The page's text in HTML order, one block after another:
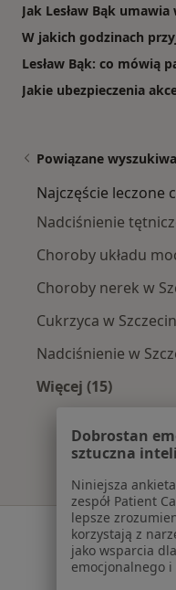
Jak Lesław Bąk
W jakich godzinach
Lesław Bąk: co mówią
Jakie ubezpieczenia
Powiązane
Najczęście leczone
Nadciśnienie
Choroby układu
Choroby nerek w
Cukrzyca w
Nadciśnienie w
Więcej (15)
Dobrostan
sztuczna
Niniejsza
zespół Patient
lepsze
korzystają z
jako wsparcia
emocjonalnego